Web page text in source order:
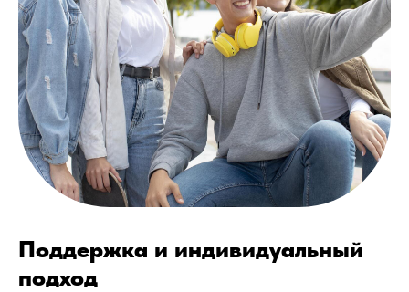
Поддержка и индивидуальный
подход